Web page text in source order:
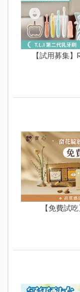
【試用募集
【免費試